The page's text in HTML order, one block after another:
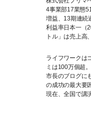
4事業部17業態
増益、13期連続
利益率日本一（
トル」は売上高
ライフワークは
ミは100万個超
市長のブログに
の成功の最大要
現在、全国で講